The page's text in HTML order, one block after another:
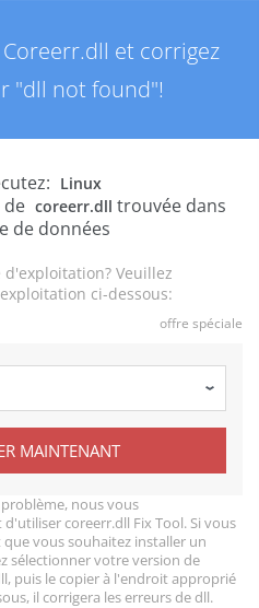
et corrigez
"dll not found"!
Linux
de coreerr.dll trouvée dans
de données
Veuillez
ci-dessous:
offre spéciale
MAINTENANT
nous vous
coreerr.dll Fix Tool. Si vous
vous souhaitez installer un
sélectionner votre version de
puis le copier à l'endroit approprié
il corrigera les erreurs de dll.